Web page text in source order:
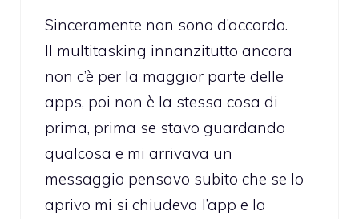
Sinceramente non sono d’accordo.
Il multitasking innanzitutto ancora
non c’è per la maggior parte delle
apps, poi non è la stessa cosa di
prima, prima se stavo guardando
qualcosa e mi arrivava un
messaggio pensavo subito che se lo
aprivo mi si chiudeva l’app e la